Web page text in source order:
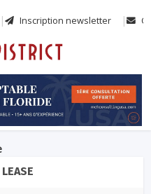
Inscription newsletter